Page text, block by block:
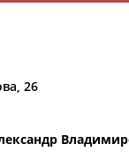
26